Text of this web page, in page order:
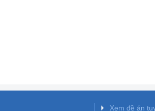
Xem đề án